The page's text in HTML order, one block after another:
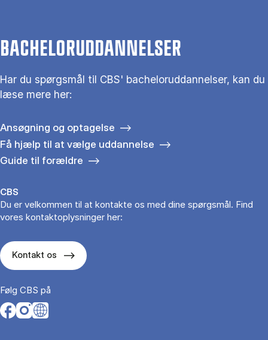
BACHELORUDDANNELSER
Har du spørgsmål til CBS' bacheloruddannelser, kan du
læse mere her:
Ansøgning og optagelse
Få hjælp til at vælge uddannelse
Guide til forældre
CBS
Du er velkommen til at kontakte os med dine spørgsmål. Find
vores kontaktoplysninger her:
Kontakt os
Følg CBS på
Opens in a new tab
Opens in a new tab
Opens in a new tab